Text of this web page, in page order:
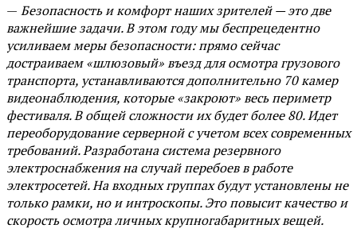
— Безопасность и комфорт наших зрителей — это две
важнейшие задачи. В этом году мы беспрецедентно
усиливаем меры безопасности: прямо сейчас
достраиваем «шлюзовый» въезд для осмотра грузового
транспорта, устанавливаются дополнительно 70 камер
видеонаблюдения, которые «закроют» весь периметр
фестиваля. В общей сложности их будет более 80. Идет
переоборудование серверной с учетом всех современных
требований. Разработана система резервного
электроснабжения на случай перебоев в работе
электросетей. На входных группах будут установлены не
только рамки, но и интроскопы. Это повысит качество и
скорость осмотра личных крупногабаритных вещей.